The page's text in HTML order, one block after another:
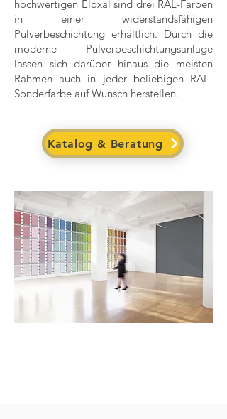
hochwertigen Eloxal sind drei RAL-Farben
in einer widerstandsfähigen
Pulverbeschichtung erhältlich. Durch die
moderne Pulverbeschichtungsanlage
lassen sich darüber hinaus die meisten
Rahmen auch in jeder beliebigen RAL-
Sonderfarbe auf Wunsch herstellen.
Katalog & Beratung